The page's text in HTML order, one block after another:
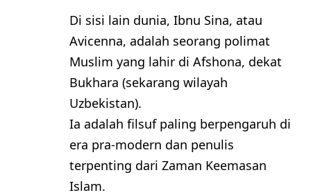
Di sisi lain dunia, Ibnu Sina, atau
Avicenna, adalah seorang polimat
Muslim yang lahir di Afshona, dekat
Bukhara (sekarang wilayah
Uzbekistan).
Ia adalah filsuf paling berpengaruh di
era pra-modern dan penulis
terpenting dari Zaman Keemasan
Islam.